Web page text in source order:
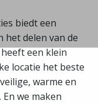
biedt een
het delen van de
een klein
locatie het beste
warme en
we maken